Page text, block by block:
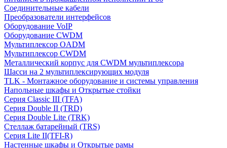
Соединительные кабели
Преобразователи интерфейсов
Оборудование VoIP
Оборудование CWDM
Мультиплекcор OADM
Мультиплексор CWDM
Металлический корпус для CWDM мультиплексора
Шасси на 2 мультиплексирующих модуля
TLK - Монтажное оборудование и системы управления
Напольные шкафы и Открытые стойки
Серия Classic III (TFA)
Серия Double II (TRD)
Серия Double Lite (TRK)
Стеллаж батарейный (TRS)
Серия Lite II(TFI-R)
Настенные шкафы и Открытые рамы